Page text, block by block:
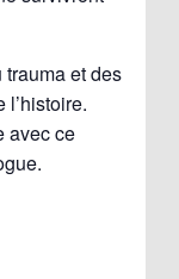
et des
l’histoire.
avec ce